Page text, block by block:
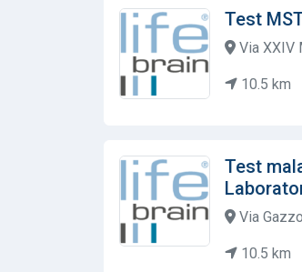
Test
Via XXIV
10.5 km
Test
Via
10.5 km